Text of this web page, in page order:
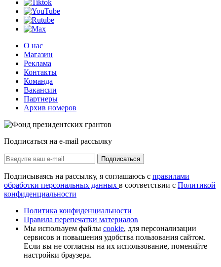
О нас
Магазин
Реклама
Контакты
Команда
Вакансии
Партнеры
Архив номеров
Подписаться на e-mail рассылку
Подписаться
Подписываясь на рассылку, я соглашаюсь с правилами
обработки персональных данных в соответствии с Политикой
конфиденциальности
Политика конфиденциальности
Правила перепечатки материалов
Мы используем файлы cookie, для персонализации
сервисов и повышения удобства пользования сайтом.
Если вы не согласны на их использование, поменяйте
настройки браузера.